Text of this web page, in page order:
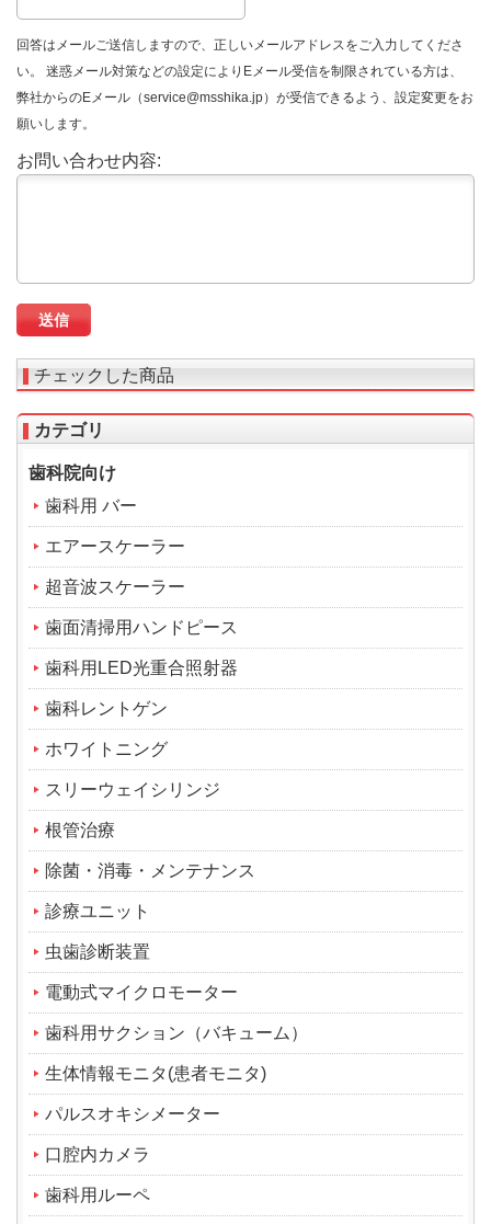
回答はメールご送信しますので、正しいメールアドレスをご入力してくださ
い。 迷惑メール対策などの設定によりEメール受信を制限されている方は、
弊社からのEメール（service@msshika.jp）が受信できるよう、設定変更をお
願いします。
お問い合わせ内容:
チェックした商品
カテゴリ
歯科院向け
歯科用 バー
エアースケーラー
超音波スケーラー
歯面清掃用ハンドピース
歯科用LED光重合照射器
歯科レントゲン
ホワイトニング
スリーウェイシリンジ
根管治療
除菌・消毒・メンテナンス
診療ユニット
虫歯診断装置
電動式マイクロモーター
歯科用サクション（バキューム）
生体情報モニタ(患者モニタ)
パルスオキシメーター
口腔内カメラ
歯科用ルーペ